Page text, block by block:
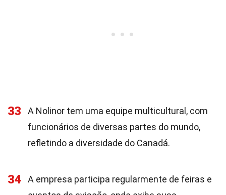
33
A Nolinor tem uma equipe multicultural, com
funcionários de diversas partes do mundo,
refletindo a diversidade do Canadá.
34
A empresa participa regularmente de feiras e